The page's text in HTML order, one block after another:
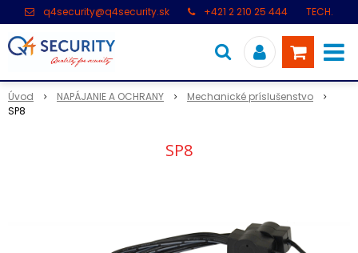
q4security@q4security.sk +421 2 210 25 444
TECH.
Úvod NAPÁJANIE A OCHRANY
Mechanické príslušenstvo
SP8
SP8